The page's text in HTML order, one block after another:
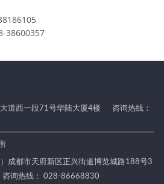
38600357
道西一段71号华陆大厦4楼
咨询热线：
成都市天府新区正兴街道博览城路188号3
咨询热线： 028-86668830